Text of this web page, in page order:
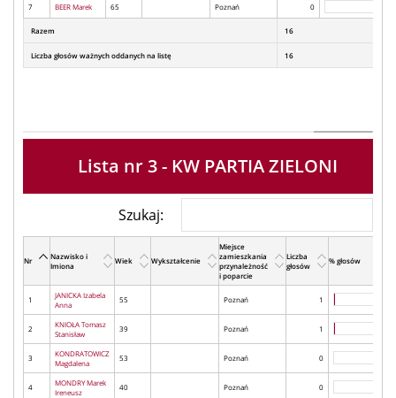
7 BEER Marek 65 Poznań 0
Razem 16
Liczba głosów ważnych oddanych na listę 16
Lista nr 3 - KW PARTIA ZIELONI
Szukaj:
Nr
Nazwisko i
Imiona
Wiek Wykształcenie
Miejsce
zamieszkania
przynależność
i poparcie
Liczba
głosów
% głosów
1
JANICKA Izabela
Anna
55 Poznań 1
2
KNIOŁA Tomasz
Stanisław
39 Poznań 1
3
KONDRATOWICZ
Magdalena
53 Poznań 0
4
MONDRY Marek
Ireneusz
40 Poznań 0